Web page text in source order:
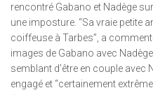
rencontré Gabano et Nadège
une imposture. “Sa vraie petite
coiffeuse à Tarbes”, a
images de Gabano avec
semblant d’être en couple avec
engagé et “certainement